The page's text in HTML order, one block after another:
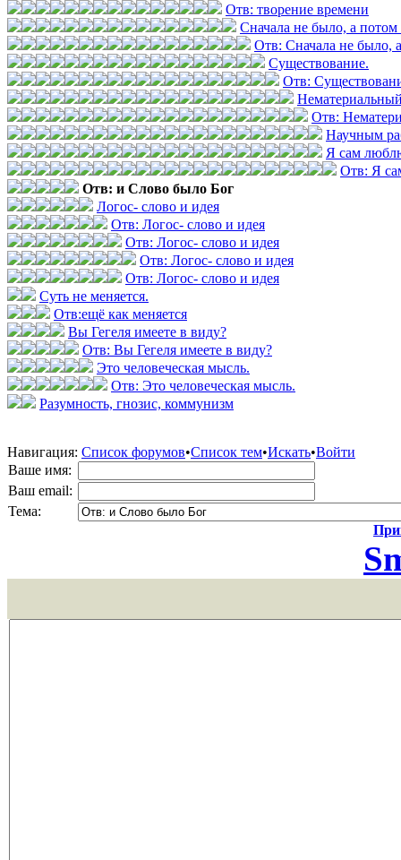
Отв: творение времени
Сначала не было, а потом
Отв: Сначала не было,
Существование.
Отв:
Отв:
Научным
Я сам
Отв: Я
Отв: и Слово было Бог
Логос- слово и идея
Отв: Логос- слово и идея
Отв: Логос- слово и идея
Отв: Логос- слово и идея
Отв: Логос- слово и идея
Суть не меняется.
Отв:ещё как меняется
Вы Гегеля имеете в виду?
Отв: Вы Гегеля имеете в виду?
Это человеческая мысль.
Отв: Это человеческая мысль.
Разумность, гнозис, коммунизм
Навигация: Список форумов•Список тем•Искать•Войти
Ваше имя:
Ваш email:
Тема: